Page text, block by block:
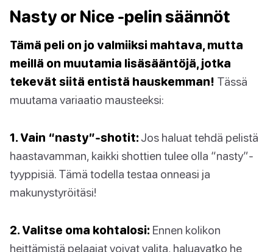
Nasty or Nice -pelin säännöt
Tämä peli on jo valmiiksi mahtava, mutta
meillä on muutamia lisäsääntöjä, jotka
tekevät siitä entistä hauskemman! Tässä
muutama variaatio mausteeksi:
1. Vain “nasty”-shotit: Jos haluat tehdä pelistä
haastavamman, kaikki shottien tulee olla “nasty”-
tyyppisiä. Tämä todella testaa onneasi ja
makunystyröitäsi!
2. Valitse oma kohtalosi: Ennen kolikon
heittämistä pelaajat voivat valita, haluavatko he